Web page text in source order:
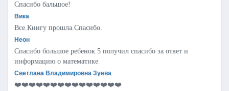
Спасибо бальшое!
Вика
Все.Книгу прошла.Спасибо.
Неон
Спасибо большое ребенок 5 получил спасибо за ответ и
информацию о математике
Светлана Владимировна Зуева
❤️❤️❤️❤️❤️❤️❤️❤️❤️❤️❤️❤️❤️❤️❤️